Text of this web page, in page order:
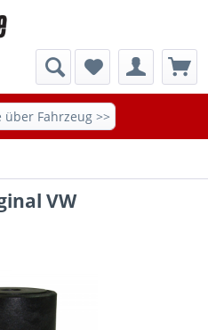
über Fahrzeug >>
VW